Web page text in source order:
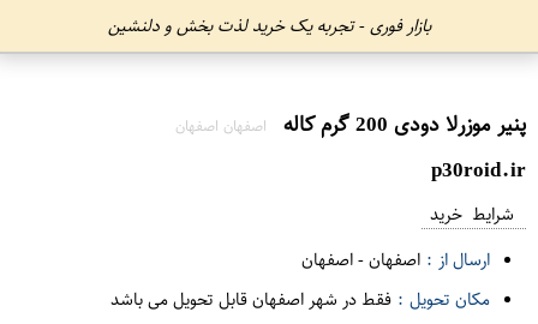
بازار فوری - تجربه یک خرید لذت بخش و دلنشین
پنیر موزرلا دودی 200 گرم کاله اصفهان اصفهان
p30roid.ir
شرایط خرید
ارسال از : اصفهان-اصفهان
مکان تحویل : فقط در شهر اصفهان قابل تحویل می باشد